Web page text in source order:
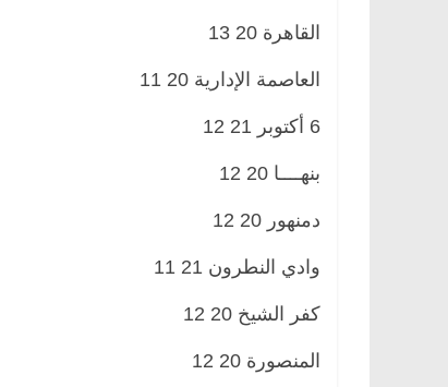
القاهرة 20 13
العاصمة الإدارية 20 11
6 أكتوبر 21 12
بنهــــا 20 12
دمنهور 20 12
وادي النطرون 21 11
كفر الشيخ 20 12
المنصورة 20 12